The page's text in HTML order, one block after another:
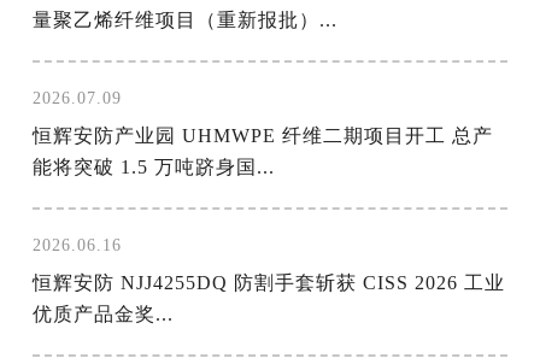
量聚乙烯纤维项目（重新报批）...
2026.07.09
恒辉安防产业园 UHMWPE 纤维二期项目开工 总产
能将突破 1.5 万吨跻身国...
2026.06.16
恒辉安防 NJJ4255DQ 防割手套斩获 CISS 2026 工业
优质产品金奖...